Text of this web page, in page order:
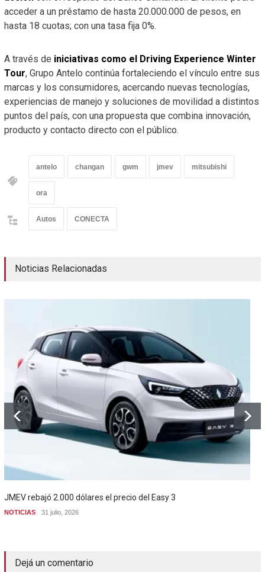
acceder a un préstamo de hasta 20.000.000 de pesos, en
hasta 18 cuotas; con una tasa fija 0%.
A través de iniciativas como el Driving Experience Winter
Tour, Grupo Antelo continúa fortaleciendo el vínculo entre sus
marcas y los consumidores, acercando nuevas tecnologías,
experiencias de manejo y soluciones de movilidad a distintos
puntos del país, con una propuesta que combina innovación,
producto y contacto directo con el público.
antelo changan gwm jmev mitsubishi
ora
Autos CONECTA
Noticias Relacionadas
JMEV rebajó 2.000 dólares el precio del Easy 3
NOTICIAS 31 julio, 2026
Dejá un comentario